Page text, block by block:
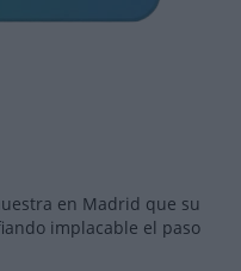
en Madrid que su
implacable el paso